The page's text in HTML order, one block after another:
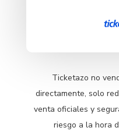
Ticketazo no
directamente, solo
venta oficiales y
riesgo a la hora